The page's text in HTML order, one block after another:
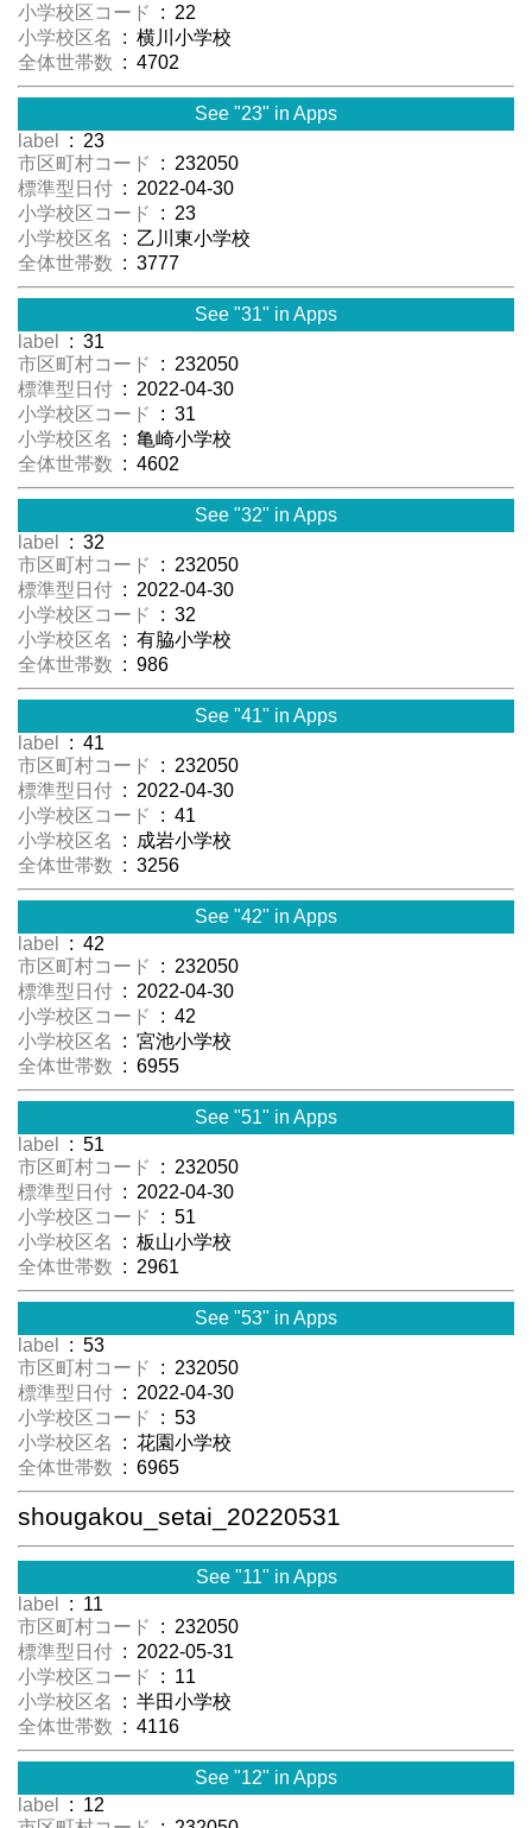
小学校区コード
: 22
小学校区名
: 横川小学校
全体世帯数 : 4702
See "23" in Apps
label
: 23
市区町村コード
: 232050
標準型日付 : 2022-04-30
小学校区コード
: 23
小学校区名
: 乙川東小学校
全体世帯数 : 3777
See "31" in Apps
label
: 31
市区町村コード
: 232050
標準型日付 : 2022-04-30
小学校区コード
: 31
小学校区名
: 亀崎小学校
全体世帯数 : 4602
See "32" in Apps
label
: 32
市区町村コード
: 232050
標準型日付 : 2022-04-30
小学校区コード
: 32
小学校区名
: 有脇小学校
全体世帯数 : 986
See "41" in Apps
label
: 41
市区町村コード
: 232050
標準型日付 : 2022-04-30
小学校区コード
: 41
小学校区名
: 成岩小学校
全体世帯数 : 3256
See "42" in Apps
label
: 42
市区町村コード
: 232050
標準型日付 : 2022-04-30
小学校区コード
: 42
小学校区名
: 宮池小学校
全体世帯数 : 6955
See "51" in Apps
label
: 51
市区町村コード
: 232050
標準型日付 : 2022-04-30
小学校区コード
: 51
小学校区名
: 板山小学校
全体世帯数 : 2961
See "53" in Apps
label
: 53
市区町村コード
: 232050
標準型日付 : 2022-04-30
小学校区コード
: 53
小学校区名
: 花園小学校
全体世帯数 : 6965
shougakou_setai_20220531
See "11" in Apps
label
: 11
市区町村コード
: 232050
標準型日付 : 2022-05-31
小学校区コード
: 11
小学校区名
: 半田小学校
全体世帯数 : 4116
See "12" in Apps
label
: 12